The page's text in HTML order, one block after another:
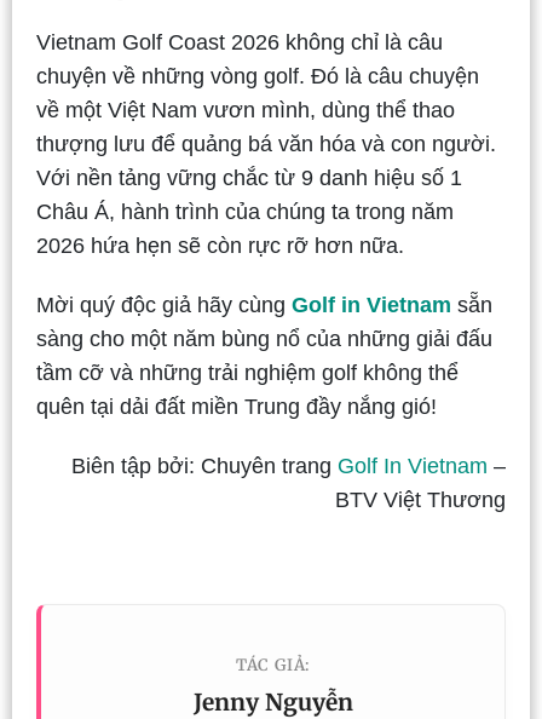
Vietnam Golf Coast 2026 không chỉ là câu
chuyện về những vòng golf. Đó là câu chuyện
về một Việt Nam vươn mình, dùng thể thao
thượng lưu để quảng bá văn hóa và con người.
Với nền tảng vững chắc từ 9 danh hiệu số 1
Châu Á, hành trình của chúng ta trong năm
2026 hứa hẹn sẽ còn rực rỡ hơn nữa.
Mời quý độc giả hãy cùng Golf in Vietnam sẵn
sàng cho một năm bùng nổ của những giải đấu
tầm cỡ và những trải nghiệm golf không thể
quên tại dải đất miền Trung đầy nắng gió!
Biên tập bởi: Chuyên trang Golf In Vietnam –
BTV Việt Thương
TÁC GIẢ:
Jenny Nguyễn